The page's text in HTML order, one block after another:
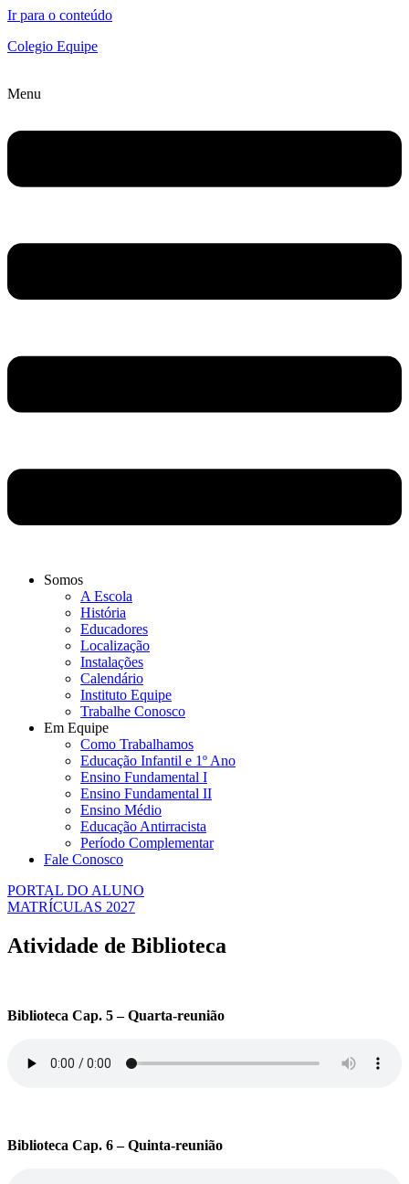
Ir para o conteúdo
Colegio Equipe
Menu
Somos
A Escola
História
Educadores
Localização
Instalações
Calendário
Instituto Equipe
Trabalhe Conosco
Em Equipe
Como Trabalhamos
Educação Infantil e 1º Ano
Ensino Fundamental I
Ensino Fundamental II
Ensino Médio
Educação Antirracista
Período Complementar
Fale Conosco
PORTAL DO ALUNO
MATRÍCULAS 2027
Atividade de Biblioteca
Biblioteca Cap. 5 – Quarta-reunião
Biblioteca Cap. 6 – Quinta-reunião